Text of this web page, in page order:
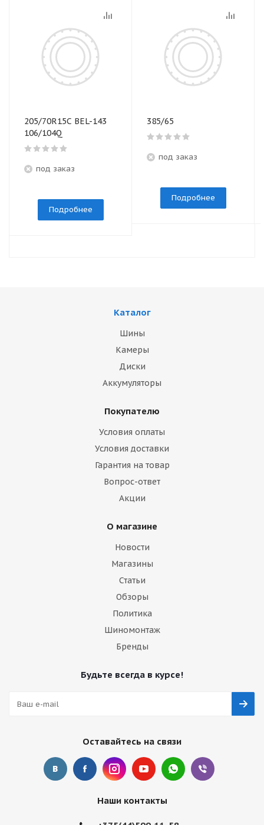
205/70R15C BEL-143
106/104Q
под заказ
Подробнее
385/65
под заказ
Подробнее
Каталог
Шины
Камеры
Диски
Аккумуляторы
Покупателю
Условия оплаты
Условия доставки
Гарантия на товар
Вопрос-ответ
Акции
О магазине
Новости
Магазины
Статьи
Обзоры
Политика
Шиномонтаж
Бренды
Будьте всегда в курсе!
Оставайтесь на связи
Наши контакты